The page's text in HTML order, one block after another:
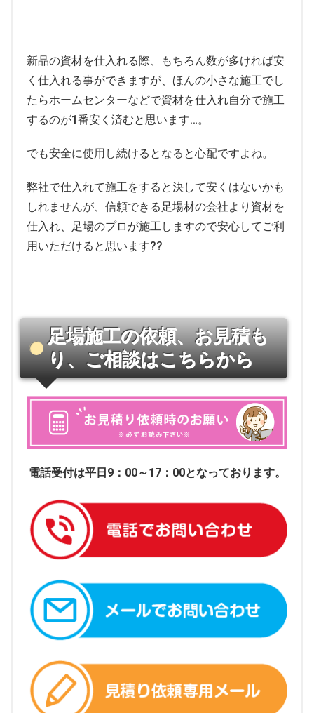
新品の資材を仕入れる際、もちろん数が多ければ安
く仕入れる事ができますが、ほんの小さな施工でし
たらホームセンターなどで資材を仕入れ自分で施工
するのが1番安く済むと思います…。
でも安全に使用し続けるとなると心配ですよね。
弊社で仕入れて施工をすると決して安くはないかも
しれませんが、信頼できる足場材の会社より資材を
仕入れ、足場のプロが施工しますので安心してご利
用いただけると思います??
足場施工の依頼、お見積も
り、ご相談はこちらから
電話受付は平日9：00～17：00となっております。